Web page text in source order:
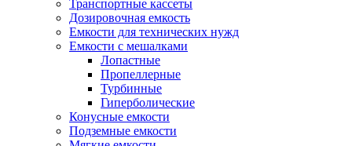
Транспортные кассеты
Дозировочная емкость
Емкости для технических нужд
Емкости с мешалками
Лопастные
Пропеллерные
Турбинные
Гиперболические
Конусные емкости
Подземные емкости